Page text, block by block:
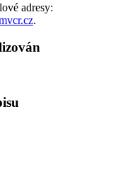
adresy:
.